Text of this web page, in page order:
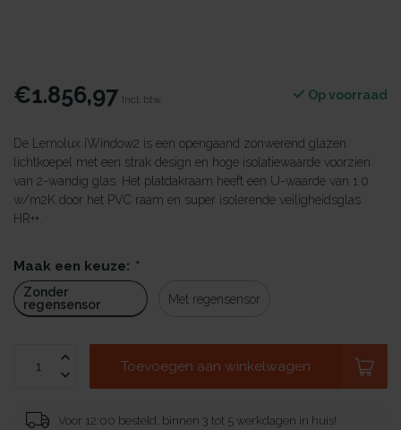
€1.856,97 Incl. btw Op voorraad
De Lemolux iWindow2 is een opengaand zonwerend glazen
lichtkoepel met een strak design en hoge isolatiewaarde voorzien
van 2-wandig glas. Het platdakraam heeft een U-waarde van 1.0
w/m2K door het PVC raam en super isolerende veiligheidsglas
HR++.
Maak een keuze: *
Zonder
regensensor
Met regensensor
Toevoegen aan winkelwagen
Voor 12:00 besteld, binnen 3 tot 5 werkdagen in huis!